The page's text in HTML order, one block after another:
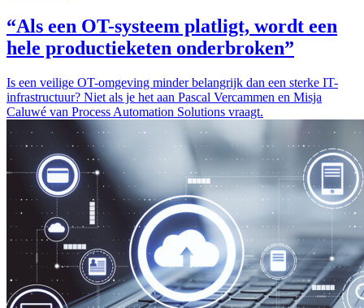
“Als een OT-systeem platligt, wordt een
hele productieketen onderbroken”
Is een veilige OT-omgeving minder belangrijk dan een sterke IT-
infrastructuur? Niet als je het aan Pascal Vercammen en Misja
Caluwé van Process Automation Solutions vraagt.